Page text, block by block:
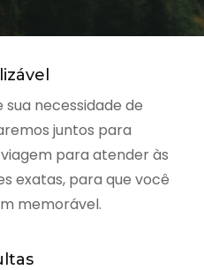
necessidade de
juntos para
para atender às
exatas, para que você
memorável.